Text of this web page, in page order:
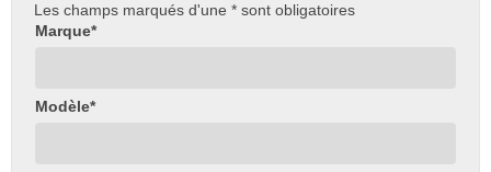
Les champs marqués d'une * sont obligatoires
Marque*
Modèle*